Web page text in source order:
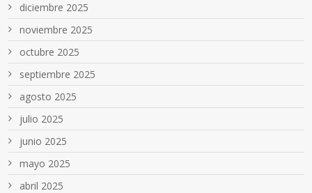
diciembre 2025
noviembre 2025
octubre 2025
septiembre 2025
agosto 2025
julio 2025
junio 2025
mayo 2025
abril 2025